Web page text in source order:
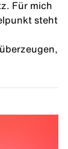
Für mich
steht